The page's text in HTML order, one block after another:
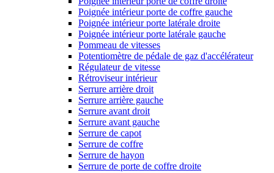
Poignée intérieur porte de coffre gauche
Poignée intérieur porte latérale droite
Poignée intérieur porte latérale gauche
Pommeau de vitesses
Potentiomètre de pédale de gaz d'accélérateur
Régulateur de vitesse
Rétroviseur intérieur
Serrure arrière droit
Serrure arrière gauche
Serrure avant droit
Serrure avant gauche
Serrure de capot
Serrure de coffre
Serrure de hayon
Serrure de porte de coffre droite